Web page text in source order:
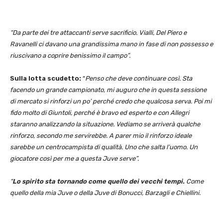
“Da parte dei tre attaccanti serve sacrificio. Vialli, Del Piero e
Ravanelli ci davano una grandissima mano in fase di non possesso e
riuscivano a coprire benissimo il campo”.
Sulla lotta scudetto: “Penso che deve continuare così. Sta
facendo un grande campionato, mi auguro che in questa sessione
di mercato si rinforzi un po’ perché credo che qualcosa serva. Poi mi
fido molto di Giuntoli, perché è bravo ed esperto e con Allegri
staranno analizzando la situazione. Vediamo se arriverà qualche
rinforzo, secondo me servirebbe. A parer mio il rinforzo ideale
sarebbe un centrocampista di qualità. Uno che salta l’uomo. Un
giocatore così per me a questa Juve serve”.
“Lo spirito sta tornando come quello dei vecchi tempi. Come
quello della mia Juve o della Juve di Bonucci, Barzagli e Chiellini.